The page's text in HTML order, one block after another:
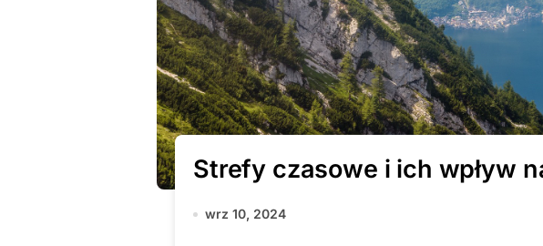
Strefy czasowe i ich wpływ
wrz 10, 2024